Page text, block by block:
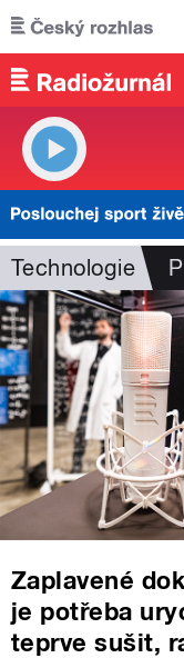
Přejít k hlavnímu
Technologie
Zaplavené
je potřeba
teprve sušit,